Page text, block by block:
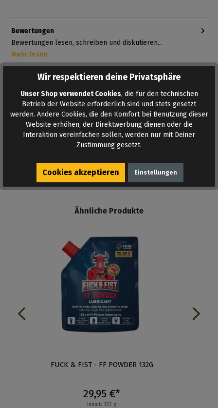
AUF DEN MERKZETTEL
Bewertungen
Bewertungen lesen, schreiben und diskutieren...
Mehr lesen
Ähnliche Produkte
FUCK & FIST - FF POWDER 132G
29,95 €*
Inhalt: 132 g
Wir respektieren deine Privatsphäre
Unser Shop verwendet Cookies, die für den technischen
Betrieb der Website erforderlich sind und stets gesetzt
werden. Andere Cookies, die den Komfort bei Benutzung dieser
Website erhöhen, der Direktwerbung dienen oder die
Interaktion vereinfachen sollen, werden nur mit Deiner
Zustimmung gesetzt.
Cookies akzeptieren Einstellungen